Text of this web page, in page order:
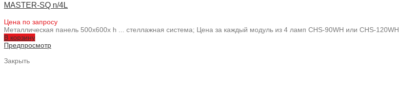
MASTER-SQ n/4L
Цена по запросу
Металлическая панель 500x600x h ... стеллажная система; Цена за каждый модуль из 4 ламп CHS-90WH или CHS-120WH
В корзину
Предпросмотр
Закрыть